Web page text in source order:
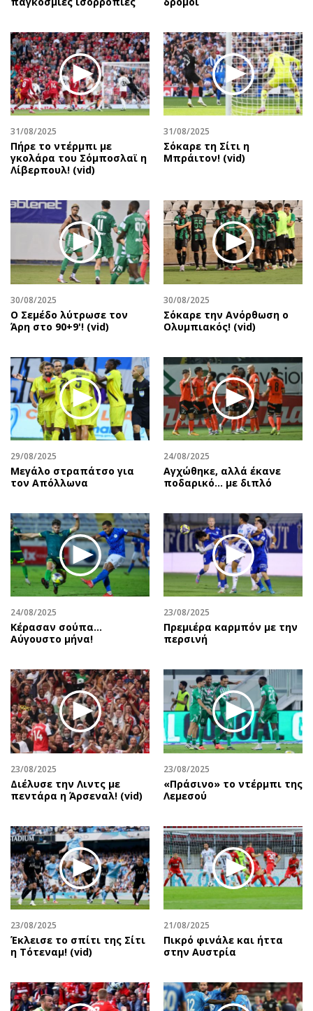
31/08/2025
Πήρε το ντέρμπι με
γκολάρα του Σόμποσλαϊ η
Λίβερπουλ! (vid)
31/08/2025
Σόκαρε τη Σίτι η
Μπράιτον! (vid)
30/08/2025
Ο Σεμέδο λύτρωσε τον
Άρη στο 90+9'! (vid)
30/08/2025
Σόκαρε την Ανόρθωση ο
Ολυμπιακός! (vid)
29/08/2025
Μεγάλο στραπάτσο για
τον Απόλλωνα
24/08/2025
Αγχώθηκε, αλλά έκανε
ποδαρικό… με διπλό
24/08/2025
Κέρασαν σούπα…
Αύγουστο μήνα!
23/08/2025
Πρεμιέρα καρμπόν με την
περσινή
23/08/2025
Διέλυσε την Λιντς με
πεντάρα η Άρσεναλ! (vid)
23/08/2025
«Πράσινο» το ντέρμπι της
Λεμεσού
23/08/2025
Έκλεισε το σπίτι της Σίτι
η Τότεναμ! (vid)
21/08/2025
Πικρό φινάλε και ήττα
στην Αυστρία